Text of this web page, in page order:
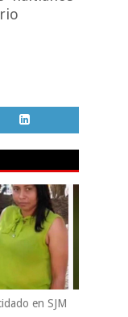
en SJM